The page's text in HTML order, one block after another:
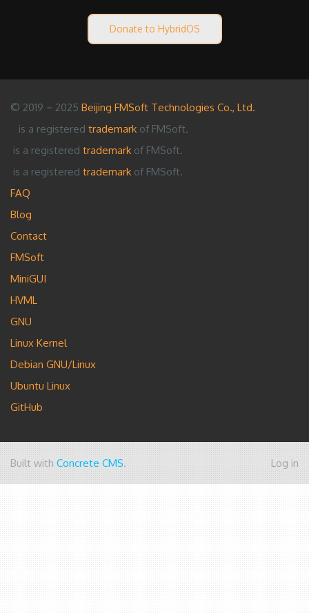
Donate to HybridOS
© 2019 ~ 2025 Beijing FMSoft Technologies Co., Ltd.
is a registered trademark of FMSoft.
is a registered trademark of FMSoft.
is a registered trademark of FMSoft.
FAQ
Blog
Contact
FMSoft
MiniGUI
HVML
GNU
Linux Kernel
Debian GNU/Linux
Ubuntu Linux
GitHub
Built with Concrete CMS. Log in